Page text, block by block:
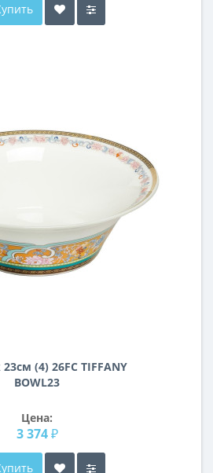
(4) 26FC TIFFANY
BOWL23
Цена:
3 374 ₽